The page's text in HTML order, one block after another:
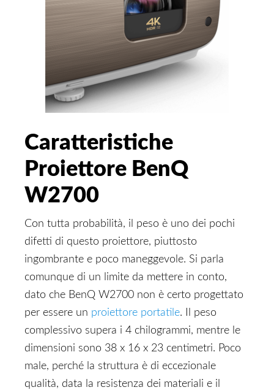
Caratteristiche
Proiettore BenQ
W2700
Con tutta probabilità, il peso è uno dei pochi
difetti di questo proiettore, piuttosto
ingombrante e poco maneggevole. Si parla
comunque di un limite da mettere in conto,
dato che BenQ W2700 non è certo progettato
per essere un proiettore portatile. Il peso
complessivo supera i 4 chilogrammi, mentre le
dimensioni sono 38 x 16 x 23 centimetri. Poco
male, perché la struttura è di eccezionale
qualità, data la resistenza dei materiali e il